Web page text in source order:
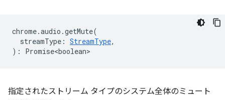
chrome.audio .getMute(
streamType : StreamType,
) : Promise<boolean>
指定されたストリーム タイプのシステム全体のミュート